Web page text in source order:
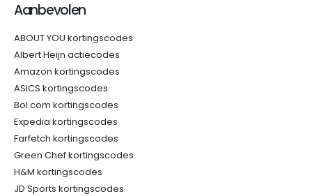
Aanbevolen
ABOUT YOU kortingscodes
Albert Heijn actiecodes
Amazon kortingscodes
ASICS kortingscodes
Bol.com kortingscodes
Expedia kortingscodes
Farfetch kortingscodes
Green Chef kortingscodes
H&M kortingscodes
JD Sports kortingscodes